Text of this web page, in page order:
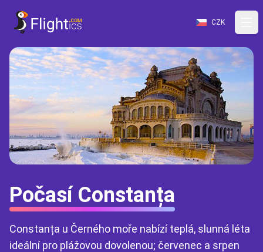
CZK
Počasí Constanța
Constanța u Černého moře nabízí teplá, slunná léta
ideální pro plážovou dovolenou; červenec a srpen